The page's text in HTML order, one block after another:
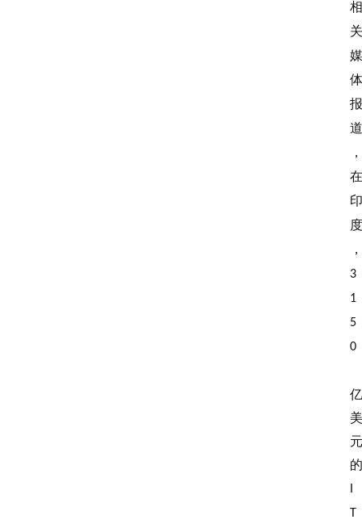
相
关
媒
体
报
道
，
在
印
度
，
3
1
5
0
亿
美
元
的
T